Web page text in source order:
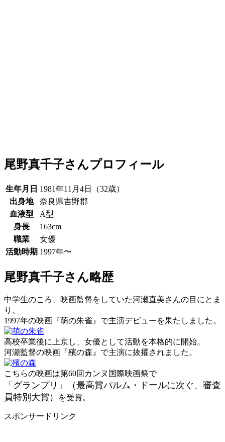
尾野真千子さんプロフィール
生年月日 1981年11月4日（32歳）
出身地
奈良県吉野郡
血液型
A型
身長
163cm
職業
女優
活動時期 1997年〜
尾野真千子さん略歴
中学生のころ、映画監督をしていた河瀬直美さんの目にとま
り、
1997年の映画『萌の朱雀』で主演デビューを果たしました。
高校卒業後に上京し、女優として活動を本格的に開始。
河瀬監督の映画『殯の森』で主演に抜擢されました。
こちらの映画は第60回カンヌ国際映画祭で
「グランプリ」（最高賞パルム・ドールに次ぐ、審査
員特別大賞）
を受賞。
スポンサードリンク